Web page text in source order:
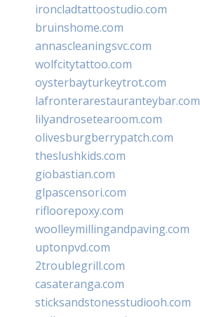
ironcladtattoostudio.com
bruinshome.com
annascleaningsvc.com
wolfcitytattoo.com
oysterbayturkeytrot.com
lafronterarestauranteybar.com
lilyandrosetearoom.com
olivesburgberrypatch.com
theslushkids.com
giobastian.com
glpascensori.com
rifloorepoxy.com
woolleymillingandpaving.com
uptonpvd.com
2troublegrill.com
casateranga.com
sticksandstonesstudiooh.com